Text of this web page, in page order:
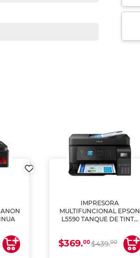
IMPRESORA
MULTIFUNCIONAL EPSON
L5590 TANQUE DE TINTA
$369.00$439.00